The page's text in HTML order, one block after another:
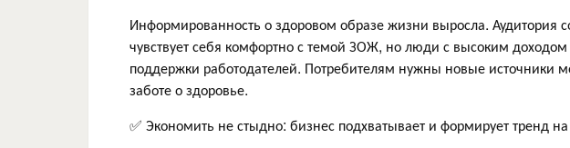
Информированность о здоровом образе жизни выросла. Аудитория
чувствует себя комфортно с темой ЗОЖ, но люди с высоким
поддержки работодателей. Потребителям нужны новые источники
заботе о здоровье.
✅ Экономить не стыдно: бизнес подхватывает и формирует тренд